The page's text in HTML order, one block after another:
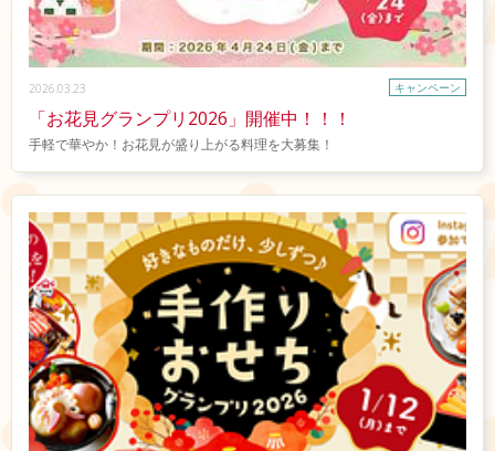
2026.03.23 キャンペーン
「お花見グランプリ2026」開催中！！！
手軽で華やか！お花見が盛り上がる料理を大募集！